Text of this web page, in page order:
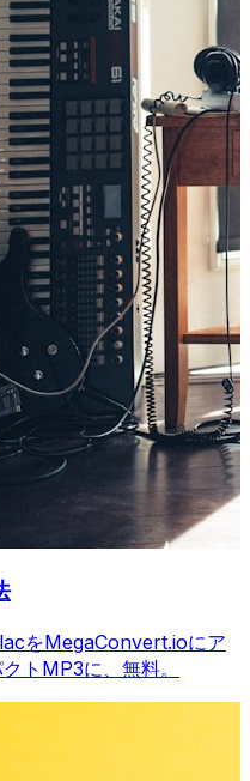
をMegaConvert.ioにア
トMP3に、無料。